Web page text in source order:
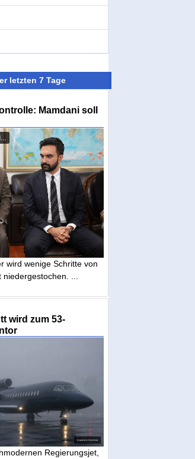
letzten 7 Tage
Mamdani soll
wird wenige Schritte von
...
wird zum 53-
Regierungsjet,